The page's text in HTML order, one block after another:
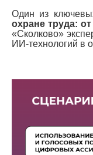
Один из
охране труда:
«Сколково»
ИИ-технологий в